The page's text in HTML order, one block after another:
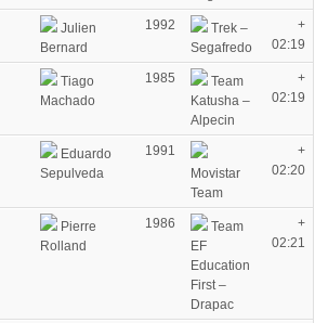
Julien
Bernard
1992
Trek –
Segafredo
+
02:19
Tiago
Machado
1985
Team
Katusha –
Alpecin
+
02:19
Eduardo
Sepulveda
1991
Movistar
Team
+
02:20
Pierre
Rolland
1986
Team
EF
Education
First –
Drapac
+
02:21